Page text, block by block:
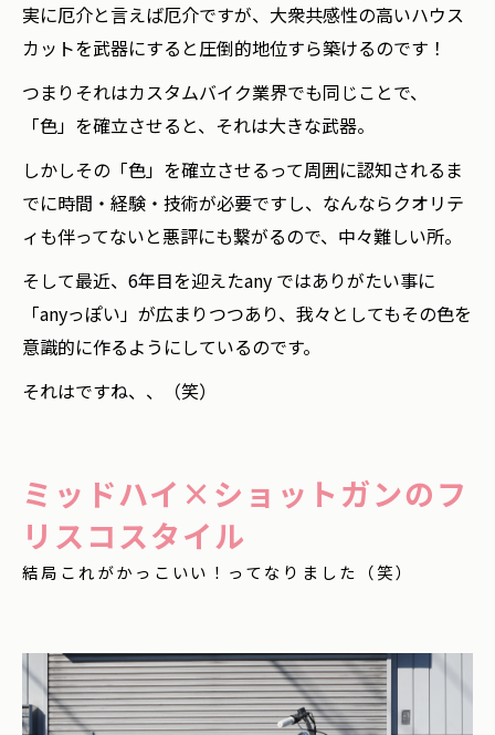
実に厄介と言えば厄介ですが、大衆共感性の高いハウス
カットを武器にすると圧倒的地位すら築けるのです！
つまりそれはカスタムバイク業界でも同じことで、
「色」を確立させると、それは大きな武器。
しかしその「色」を確立させるって周囲に認知されるま
でに時間・経験・技術が必要ですし、なんならクオリテ
ィも伴ってないと悪評にも繋がるので、中々難しい所。
そして最近、6年目を迎えたany ではありがたい事に
「anyっぽい」が広まりつつあり、我々としてもその色を
意識的に作るようにしているのです。
それはですね、、（笑）
ミッドハイ×ショットガンのフ
リスコスタイル
結局これがかっこいい！ってなりました（笑）